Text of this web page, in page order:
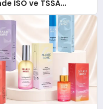
ISO ve TSSA